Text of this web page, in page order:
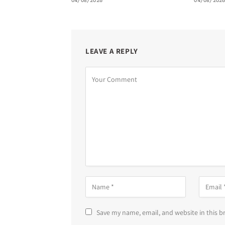
LEAVE A REPLY
Save my name, email, and website in this